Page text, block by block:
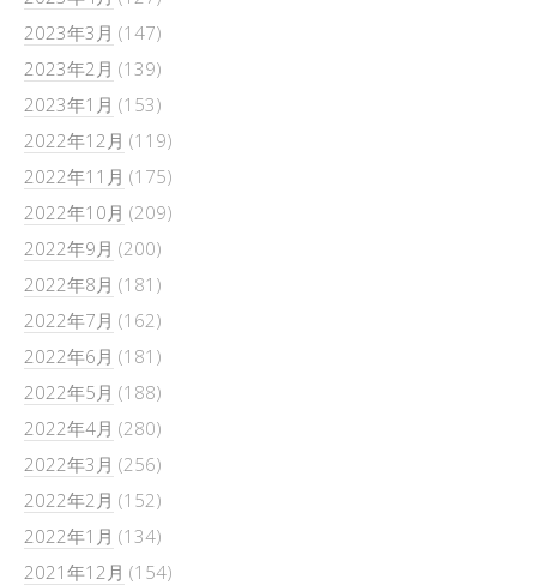
2023年3月 (147)
2023年2月 (139)
2023年1月 (153)
2022年12月 (119)
2022年11月 (175)
2022年10月 (209)
2022年9月 (200)
2022年8月 (181)
2022年7月 (162)
2022年6月 (181)
2022年5月 (188)
2022年4月 (280)
2022年3月 (256)
2022年2月 (152)
2022年1月 (134)
2021年12月 (154)